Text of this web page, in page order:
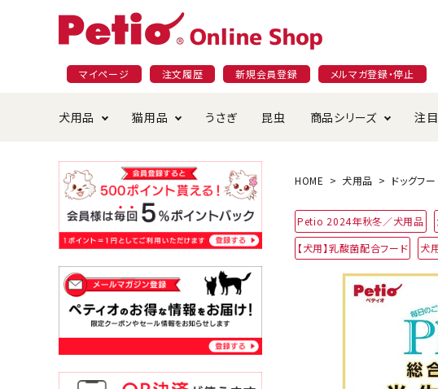
マイページ 注文履歴 新規会員登録 メルマガ登録・停止
犬用品
ドッグフード おやつ
ペットシーツ ベッド・ハウス・
おもちゃ 食器・給水器
首輪・ハーネス・リード
猫用品
ごはん・おやつ お手入れ・ケア用
ベッド・ハウス・マット サークル・ケージ
食器・給水器 防虫用品
替え・交換パーツ
うさぎ 昆虫 商品シリーズ
プラクト 素材そのまま
注
夜のお散歩特集 無添加特集
国産フード&おやつ特集 穀物不使用のグレイン
じゃらして遊ぶ 引っ張って遊ぶ
ショッピングガイド 会員特典につい
返品・交換について オンラインショ
HOME 犬用品 ドッグフー
Petio 2024年秋冬／犬用品
【犬用】乳酸菌配合フード
犬